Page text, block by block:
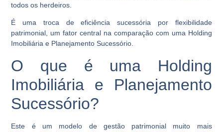
todos os herdeiros.
É uma troca de eficiência sucessória por flexibilidade
patrimonial, um fator central na comparação com uma Holding
Imobiliária e Planejamento Sucessório.
O que é uma Holding
Imobiliária e Planejamento
Sucessório?
Este é um modelo de gestão patrimonial muito mais